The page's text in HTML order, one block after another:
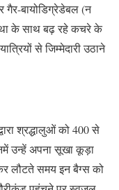
गैर-बायोडिग्रेडेबल (न
के साथ बढ़ रहे कचरे के
से जिम्मेदारी उठाने
श्रद्धालुओं को 400 से
उन्हें अपना सूखा कूड़ा
लौटते समय इन बैग्स को